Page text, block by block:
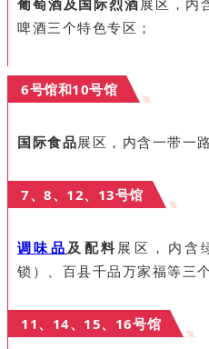
啤酒三个特色专区；
6号馆和10号馆
国际食品展区，内含一带一
7、8、12、13号馆
调味品 及配料 展区，内含
锁）、百县千品万家福等三
11、14、15、16号馆